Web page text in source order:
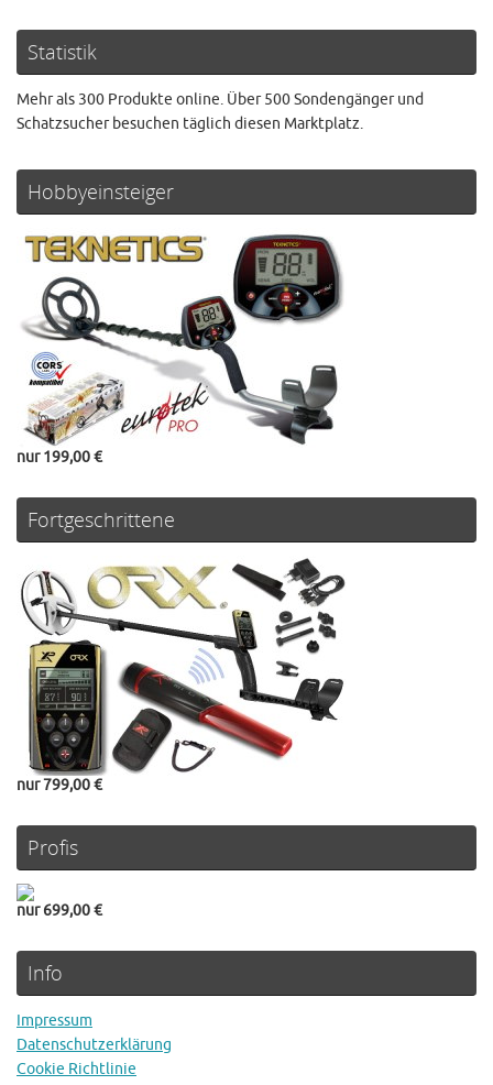
Statistik
Mehr als 300 Produkte online. Über 500 Sondengänger und
Schatzsucher besuchen täglich diesen Marktplatz.
Hobbyeinsteiger
nur 199,00 €
Fortgeschrittene
nur 799,00 €
Profis
nur 699,00 €
Info
Impressum
Datenschutzerklärung
Cookie Richtlinie